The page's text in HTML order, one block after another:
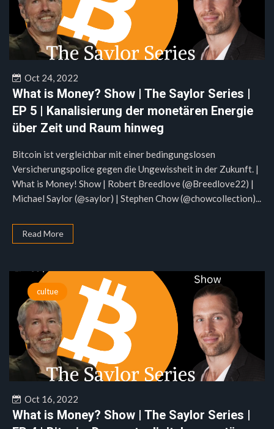
Oct 24, 2022
What is Money? Show | The Saylor Series |
EP 5 | Kanalisierung der monetären Energie
über Zeit und Raum hinweg
Bitcoin ist vergleichbar mit einer bedingungslosen
Versicherungspolice gegen die Ungewissheit in der Zukunft. |
What is Money! Show | Robert Breedlove (@Breedlove22) |
Michael Saylor (@saylor) | Stephen Chow (@chowcollection)...
Read More
cultue
Oct 16, 2022
What is Money? Show | The Saylor Series |